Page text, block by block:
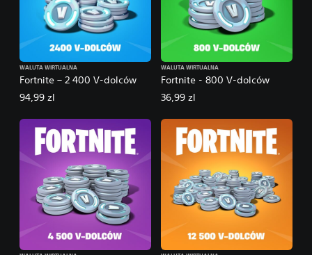
Fortnite – 2 400 V-dolców
WALUTA WIRTUALNA
94,99 zl
Fortnite - 800 V-dolców
WALUTA WIRTUALNA
36,99 zl